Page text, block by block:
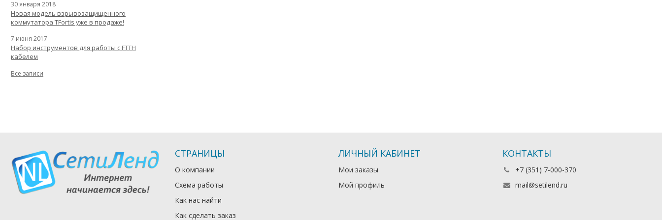
30 января 2018
Новая модель взрывозащищенного
коммутатора TFortis уже в продаже!
7 июня 2017
Набор инструментов для работы с FTTH
кабелем
Все записи
СТРАНИЦЫ
О компании
Схема работы
Как нас найти
Как сделать заказ
ЛИЧНЫЙ КАБИНЕТ
Мои заказы
Мой профиль
КОНТАКТЫ
+7 (351) 7-000-370
mail@setilend.ru